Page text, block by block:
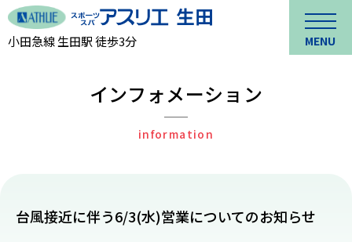
小田急線 生田駅 徒歩3分 MENU
インフォメーション
information
台風接近に伴う6/3(水)営業についてのお知らせ